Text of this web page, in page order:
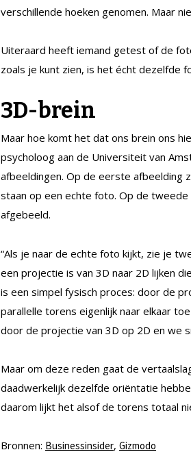
verschillende hoeken genomen. Maar
Uiteraard heeft iemand getest of de
zoals je kunt zien, is het écht dezelfde
3D-brein
Maar hoe komt het dat ons brein ons
psycholoog aan de Universiteit van
afbeeldingen. Op de eerste afbeelding
staan op een echte foto. Op de
afgebeeld.
“Als je naar de echte foto kijkt, zie je
een projectie is van 3D naar 2D lijken
is een simpel fysisch proces: door de
parallelle torens eigenlijk naar elkaar
door de projectie van 3D op 2D en we
Maar om deze reden gaat de
daadwerkelijk dezelfde oriëntatie
daarom lijkt het alsof de torens totaal
Bronnen: Businessinsider, Gizmodo